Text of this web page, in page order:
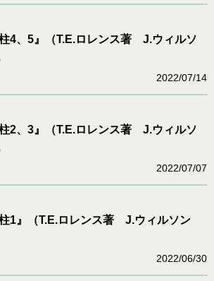
柱4、5』（T.E.ロレンス著 J.ウィルソ
2022/07/14
柱2、3』（T.E.ロレンス著 J.ウィルソ
2022/07/07
柱1』（T.E.ロレンス著 J.ウィルソン
2022/06/30